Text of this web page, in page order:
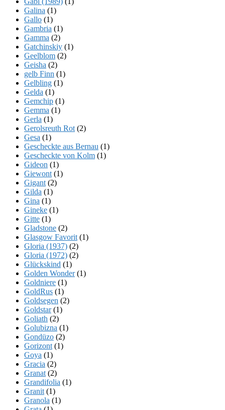
Galina (1)
Gallo (1)
Gambria (1)
Gamma (2)
Gatchinskiy (1)
Geelblom (2)
Geisha (2)
gelb Finn (1)
Gelbling (1)
Gelda (1)
Gemchip (1)
Gemma (1)
Gerla (1)
Gerolsreuth Rot (2)
Gesa (1)
Gescheckte aus Bernau (1)
Gescheckte von Kolm (1)
Gideon (1)
Giewont (1)
Gigant (2)
Gilda (1)
Gina (1)
Gineke (1)
Gitte (1)
Gladstone (2)
Glasgow Favorit (1)
Gloria (1937) (2)
Gloria (1972) (2)
Glückskind (1)
Golden Wonder(1)
Goldniere (1)
GoldRus (1)
Goldsegen (2)
Goldstar(1)
Goliath (2)
Golubizna (1)
Gondüzo (2)
Gorizont (1)
Goya (1)
Gracia (2)
Granat (2)
Grandifolia (1)
Granit (1)
Granola (1)